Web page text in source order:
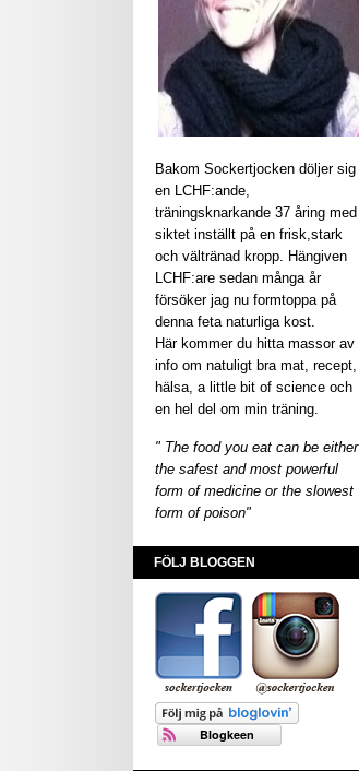
Bakom Sockertjocken döljer sig
en LCHF:ande,
träningsknarkande 37 åring med
siktet inställt på en frisk,stark
och vältränad kropp. Hängiven
LCHF:are sedan många år
försöker jag nu formtoppa på
denna feta naturliga kost.
Här kommer du hitta massor av
info om natuligt bra mat, recept,
hälsa, a little bit of science och
en hel del om min träning.
" The food you eat can be either
the safest and most powerful
form of medicine or the slowest
form of poison"
FÖLJ BLOGGEN